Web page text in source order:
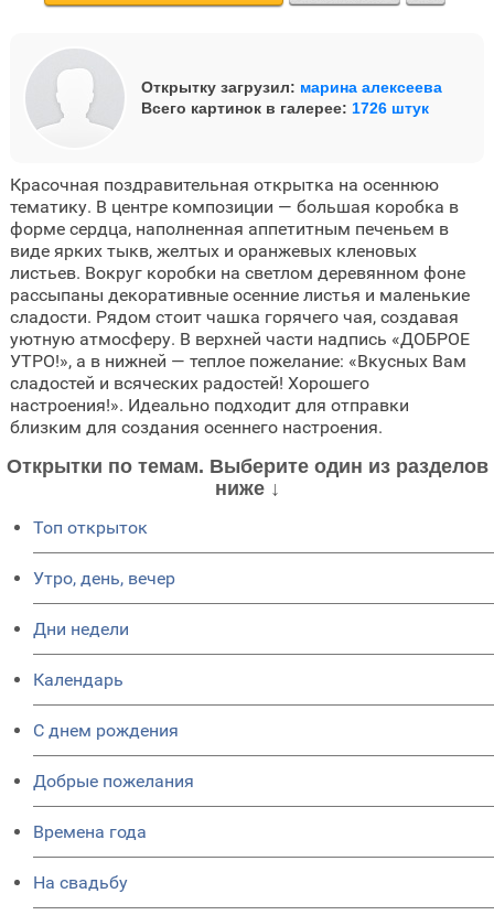
Открытку загрузил: марина алексеева
Всего картинок в галерее: 1726 штук
Красочная поздравительная открытка на осеннюю
тематику. В центре композиции — большая коробка в
форме сердца, наполненная аппетитным печеньем в
виде ярких тыкв, желтых и оранжевых кленовых
листьев. Вокруг коробки на светлом деревянном фоне
рассыпаны декоративные осенние листья и маленькие
сладости. Рядом стоит чашка горячего чая, создавая
уютную атмосферу. В верхней части надпись «ДОБРОЕ
УТРО!», а в нижней — теплое пожелание: «Вкусных Вам
сладостей и всяческих радостей! Хорошего
настроения!». Идеально подходит для отправки
близким для создания осеннего настроения.
Открытки по темам. Выберите один из разделов
ниже ↓
Топ открыток
Утро, день, вечер
Дни недели
Календарь
C днем рождения
Добрые пожелания
Времена года
На свадьбу